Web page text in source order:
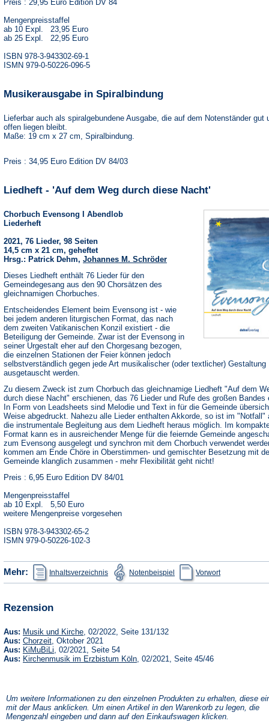
Preis : 29,95 Euro Edition DV 84
Mengenpreisstaffel
ab 10 Expl. 23,95 Euro
ab 25 Expl. 22,95 Euro
ISBN 978-3-943302-69-1
ISMN 979-0-50226-096-5
Musikerausgabe in Spiralbindung
Lieferbar auch als spiralgebundene Ausgabe, die auf dem Notenständer gut
offen liegen bleibt.
Maße: 19 cm x 27 cm, Spiralbindung.
Preis : 34,95 Euro Edition DV 84/03
Liedheft - 'Auf dem Weg durch diese Nacht'
Chorbuch Evensong I Abendlob
Liederheft
2021, 76 Lieder, 98 Seiten
14,5 cm x 21 cm, geheftet
Hrsg.: Patrick Dehm, Johannes M. Schröder
Dieses Liedheft enthält 76 Lieder für den
Gemeindegesang aus den 90 Chorsätzen des
gleichnamigen Chorbuches.
Entscheidendes Element beim Evensong ist - wie
bei jedem anderen liturgischen Format, das nach
dem zweiten Vatikanischen Konzil existiert - die
Beteiligung der Gemeinde. Zwar ist der Evensong in
seiner Urgestalt eher auf den Chorgesang bezogen,
die einzelnen Stationen der Feier können jedoch
selbstverständlich gegen jede Art musikalischer (oder textlicher) Gestaltung
ausgetauscht werden.
Zu diesem Zweck ist zum Chorbuch das gleichnamige Liedheft "Auf dem
durch diese Nacht" erschienen, das 76 Lieder und Rufe des großen Bandes
In Form von Leadsheets sind Melodie und Text in für die Gemeinde
Weise abgedruckt. Nahezu alle Lieder enthalten Akkorde, so ist im "Notfall"
die instrumentale Begleitung aus dem Liedheft heraus möglich. Im
Format kann es in ausreichender Menge für die feiernde Gemeinde
zum Evensong ausgelegt und synchron mit dem Chorbuch verwendet
kommen am Ende Chöre in Oberstimmen- und gemischter Besetzung mit
Gemeinde klanglich zusammen - mehr Flexibilität geht nicht!
Preis : 6,95 Euro Edition DV 84/01
Mengenpreisstaffel
ab 10 Expl. 5,50 Euro
weitere Mengenpreise vorgesehen
ISBN 978-3-943302-65-2
ISMN 979-0-50226-102-3
Mehr: Inhaltsverzeichnis
(Öffnet
in
einem
Notenbeispiel
(Öffnet
in
einem
Vorwortin
einem
Rezension
Aus: Musik und Kirche(Öffnet
in
einem
neuen
Tab)
, 02/2022, Seite 131/132
Aus: Chorzeit(Öffnet
in
einem
neuen
, Oktober 2021
Aus: KiMuBiLi (Öffnet
in
, 02/2021, Seite 54
Aus: Kirchenmusik im Erzbistum Köln(Öffnet
, 02/2021, Seite 45/46
Um weitere Informationen zu den einzelnen Produkten zu erhalten, diese
mit der Maus anklicken. Um einen Artikel in den Warenkorb zu legen, die
Mengenzahl eingeben und dann auf den Einkaufswagen klicken.